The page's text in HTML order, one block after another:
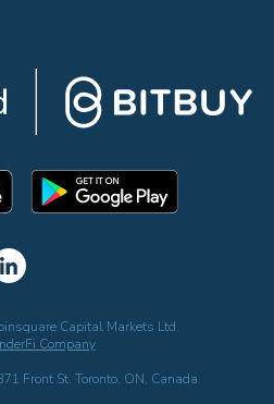
Capital Markets Ltd.
Company
Front St. Toronto, ON, Canada